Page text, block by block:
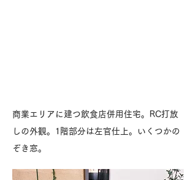
商業エリアに建つ飲食店併用住宅。RC打放
しの外観。1階部分は左官仕上。いくつかの
ぞき窓。